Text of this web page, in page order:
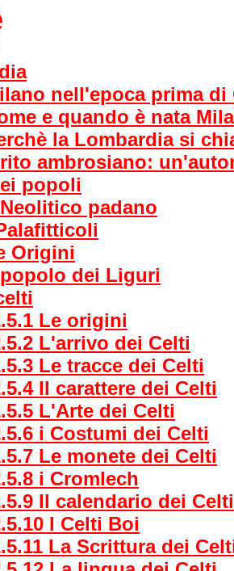
nell'epoca prima di
e quando è nata
la Lombardia si
ambrosiano:
popoli
padano
Origini
dei Liguri
Le origini
L'arrivo dei Celti
Le tracce dei Celti
Il carattere dei Celti
L'Arte dei Celti
i Costumi dei Celti
Le monete dei Celti
i Cromlech
Il calendario dei Celti
I Celti Boi
La Scrittura dei